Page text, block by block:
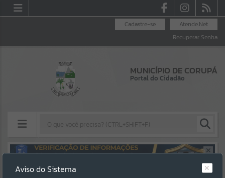
Atende.Net
Cadastre-se
Recuperar Senha
MUNICÍPIO DE CORUPÁ
Portal do Cidadão
Resultados para""
Aviso do Sistema
Erro